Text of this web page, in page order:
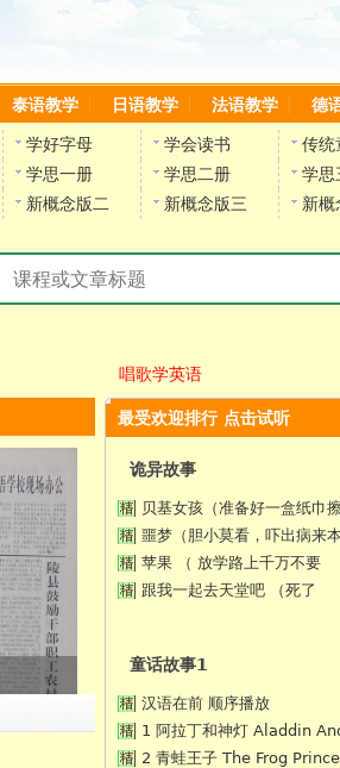
泰语教学 日语教学 法语教学 德
学好字母 学会读书 传统
学思一册 学思二册 学思
新概念版二 新概念版三 新概
唱歌学英语
最受欢迎排行 点击试听
诡异故事
贝基女孩（准备好一盒纸巾
噩梦（胆小莫看，吓出病来
苹果 （ 放学路上千万不要
跟我一起去天堂吧 （死了
童话故事1
汉语在前 顺序播放
1 阿拉丁和神灯 Aladdin
2 青蛙王子 The Frog Prince